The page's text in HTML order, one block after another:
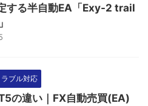
する半自動EA「Exy-2 trail
ブル対応
の違い｜FX自動売買(EA)